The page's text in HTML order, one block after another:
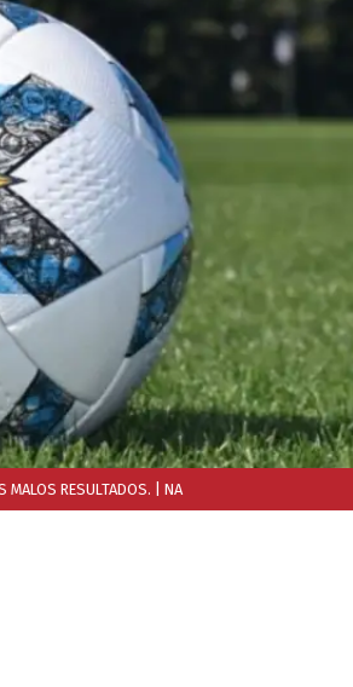
MALOS RESULTADOS. | NA